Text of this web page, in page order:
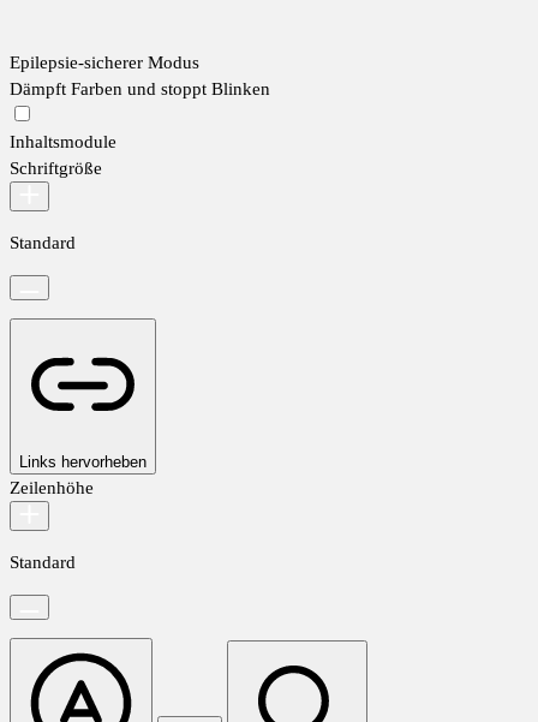
Epilepsie-sicherer Modus
Dämpft Farben und stoppt Blinken
Inhaltsmodule
Schriftgröße
Standard
Links hervorheben
Zeilenhöhe
Standard